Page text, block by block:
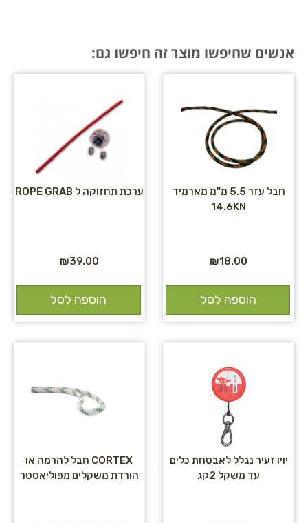
אנשים שחיפשו מוצר זה חיפשו גם:
חבל עזר 5.5 מ"מ מארמיד
14.6KN
₪18.00
הוספה לסל
ערכת תחזוקה ל ROPE GRAB
₪39.00
הוספה לסל
יויו זעיר נגלל לאבטחת כלים
עד משקל 2קג
CORTEX חבל להרמה או
הורדת משקלים מפוליאסטר